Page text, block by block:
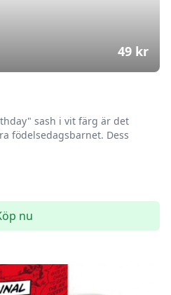
sash i vit färg är det
födelsedagsbarnet. Dess
49 kr
nu